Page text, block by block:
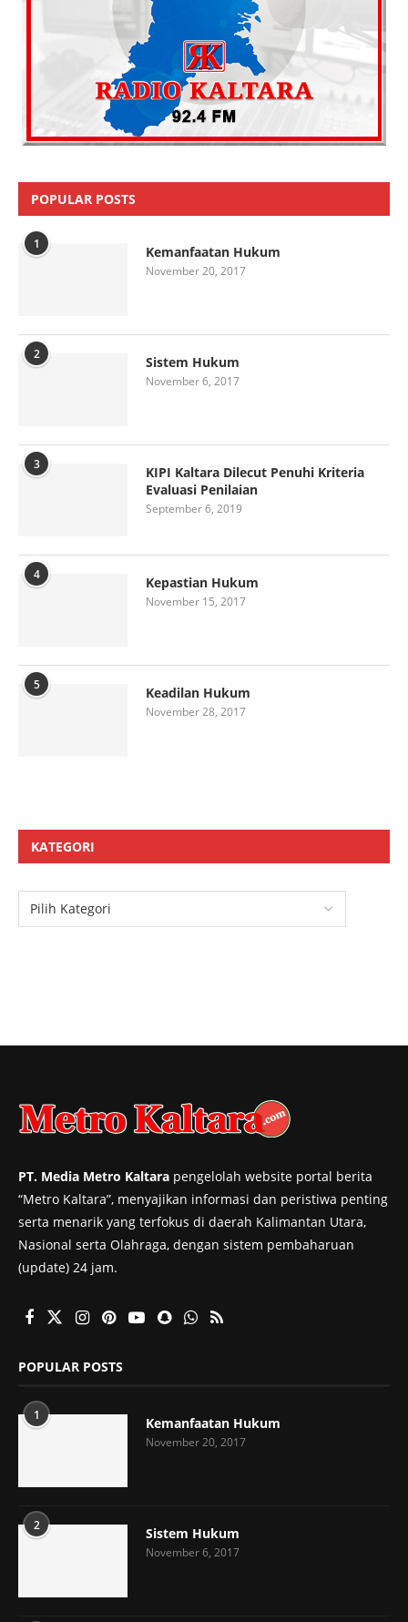
POPULAR POSTS
1 Kemanfaatan Hukum
November 20, 2017
2 Sistem Hukum
November 6, 2017
3
KIPI Kaltara Dilecut Penuhi Kriteria
Evaluasi Penilaian
September 6, 2019
4 Kepastian Hukum
November 15, 2017
5 Keadilan Hukum
November 28, 2017
KATEGORI
PT. Media Metro Kaltara pengelolah website portal berita
“Metro Kaltara”, menyajikan informasi dan peristiwa penting
serta menarik yang terfokus di daerah Kalimantan Utara,
Nasional serta Olahraga, dengan sistem pembaharuan
(update) 24 jam.
POPULAR POSTS
1 Kemanfaatan Hukum
November 20, 2017
2 Sistem Hukum
November 6, 2017